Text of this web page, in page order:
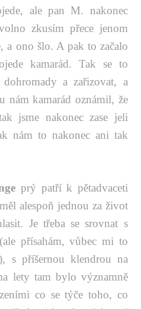
ale pan M. nakonec
zkusím přece jenom
ono šlo. A pak to začalo
kamarád. Tak se to
a zařizovat, a
nám kamarád oznámil, že
jsme nakonec zase jeli
nám to nakonec ani tak
prý patří k pětadvaceti
alespoň jednou za život
Je třeba se srovnat s
přísahám, vůbec mi to
s příšernou klendrou na
lety tam bylo významně
co se týče toho, co